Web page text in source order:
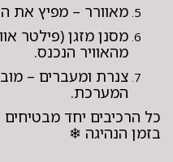
מאוורר – מפיץ את
מסנן מזגן (פילטר
מהאוויר הנכנס.
צנרת ומעברים –
המערכת.
כל הרכיבים יחד מבטיחים
בזמן הנהיגה ❄